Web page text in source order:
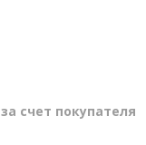
за счет покупателя